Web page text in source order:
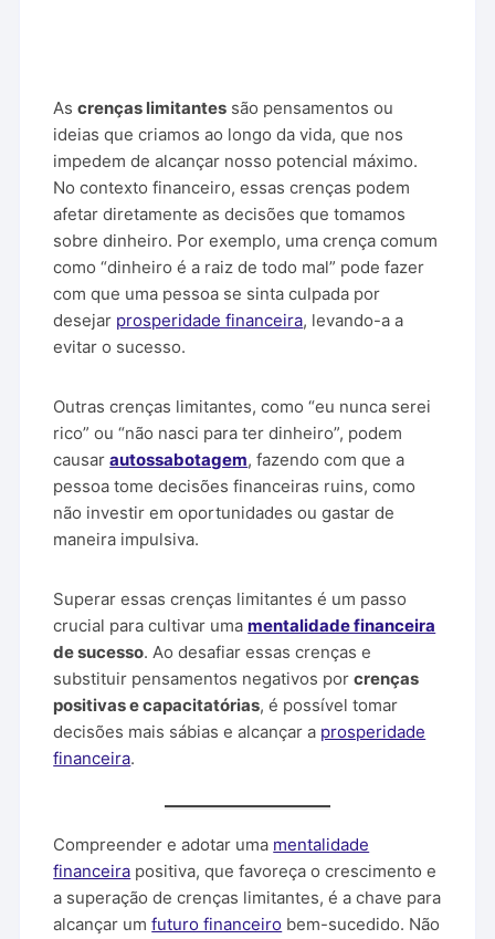
Ascrenças limitantes são pensamentos ou
ideias que criamos ao longo da vida, que nos
impedem de alcançar nosso potencial máximo.
No contexto financeiro, essas crenças podem
afetar diretamente as decisões que tomamos
sobre dinheiro. Por exemplo, uma crença comum
como “dinheiro é a raiz de todo mal” pode fazer
com que uma pessoa se sinta culpada por
desejar prosperidade financeira, levando-a a
evitar o sucesso.
Outras crenças limitantes, como “eu nunca serei
rico” ou “não nasci para ter dinheiro”, podem
causarautossabotagem, fazendo com que a
pessoa tome decisões financeiras ruins, como
não investir em oportunidades ou gastar de
maneira impulsiva.
Superar essas crenças limitantes é um passo
crucial para cultivar umamentalidade financeira
de sucesso. Ao desafiar essas crenças e
substituir pensamentos negativos porcrenças
positivas e capacitatórias, é possível tomar
decisões mais sábias e alcançar a prosperidade
financeira.
Compreender e adotar uma mentalidade
financeira positiva, que favoreça o crescimento e
a superação de crenças limitantes, é a chave para
alcançar umfuturo financeiro bem-sucedido. Não